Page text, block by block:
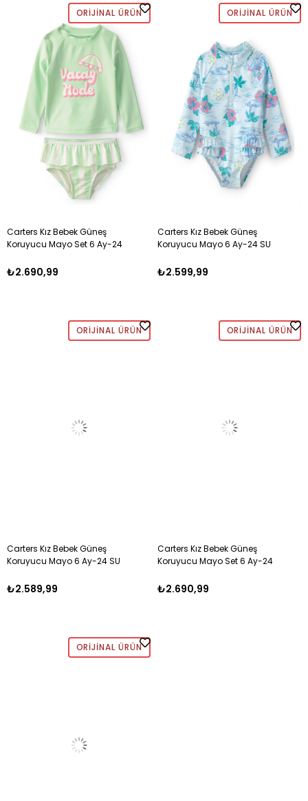
ORIJINAL ÜRÜN
Carters Kız Bebek Güneş
Koruyucu Mayo Set 6 Ay-24
₺2.690,99
ORIJINAL ÜRÜN
Carters Kız Bebek Güneş
Koruyucu Mayo 6 Ay-24 SU
₺2.599,99
ORIJINAL ÜRÜN
Carters Kız Bebek Güneş
Koruyucu Mayo 6 Ay-24 SU
₺2.589,99
ORIJINAL ÜRÜN
Carters Kız Bebek Güneş
Koruyucu Mayo Set 6 Ay-24
₺2.690,99
ORIJINAL ÜRÜN